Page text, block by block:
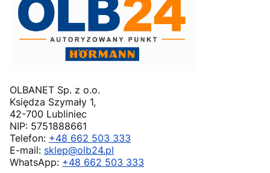
OLBANET Sp. z o.o.
Księdza Szymały 1,
42-700 Lubliniec
NIP: 5751888661
Telefon: +48 662 503 333
E-mail: sklep@olb24.pl
WhatsApp: +48 662 503 333